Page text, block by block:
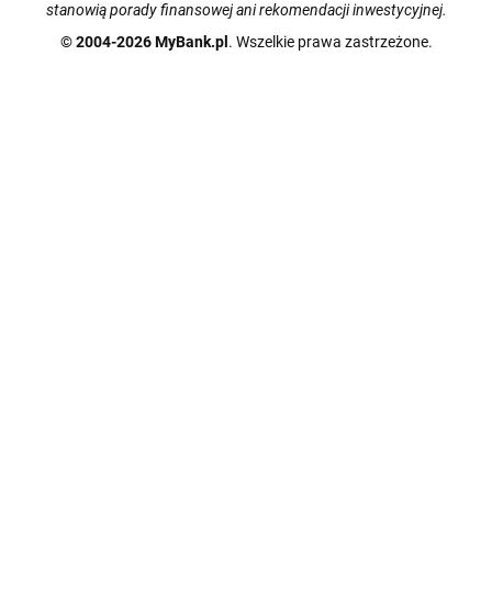
stanowią porady finansowej ani rekomendacji inwestycyjnej.
© 2004-2026 MyBank.pl . Wszelkie prawa zastrzeżone.